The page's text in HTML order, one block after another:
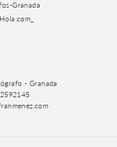
- Granada